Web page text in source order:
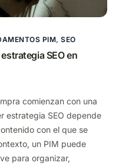
PIM,SEO
SEO en
comienzan con una
estrategia SEO depende
con el que se
un PIM puede
para organizar,